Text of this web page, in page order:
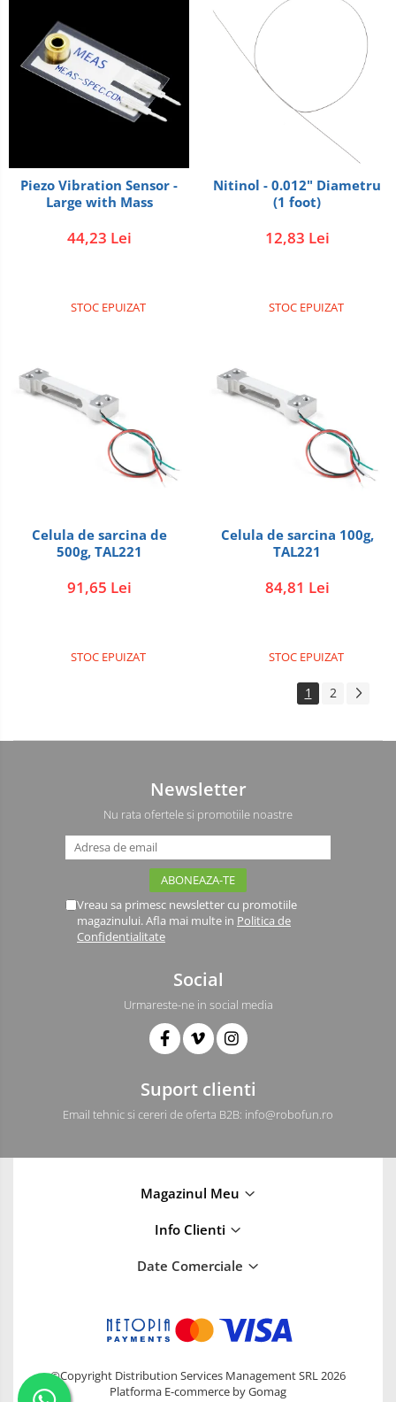
Piezo Vibration Sensor -
Large with Mass
44,23 Lei
STOC EPUIZAT
Nitinol - 0.012" Diametru
(1 foot)
12,83 Lei
STOC EPUIZAT
Celula de sarcina de
500g, TAL221
91,65 Lei
STOC EPUIZAT
Celula de sarcina 100g,
TAL221
84,81 Lei
STOC EPUIZAT
1 2
Newsletter
Nu rata ofertele si promotiile noastre
Vreau sa primesc newsletter cu promotiile
magazinului. Afla mai multe in Politica de
Confidentialitate
Social
Urmareste-ne in social media
Suport clienti
Email tehnic si cereri de oferta B2B: info@robofun.ro
Magazinul Meu
Info Clienti
Date Comerciale
©Copyright Distribution Services Management SRL 2026
Platforma E-commerce by Gomag